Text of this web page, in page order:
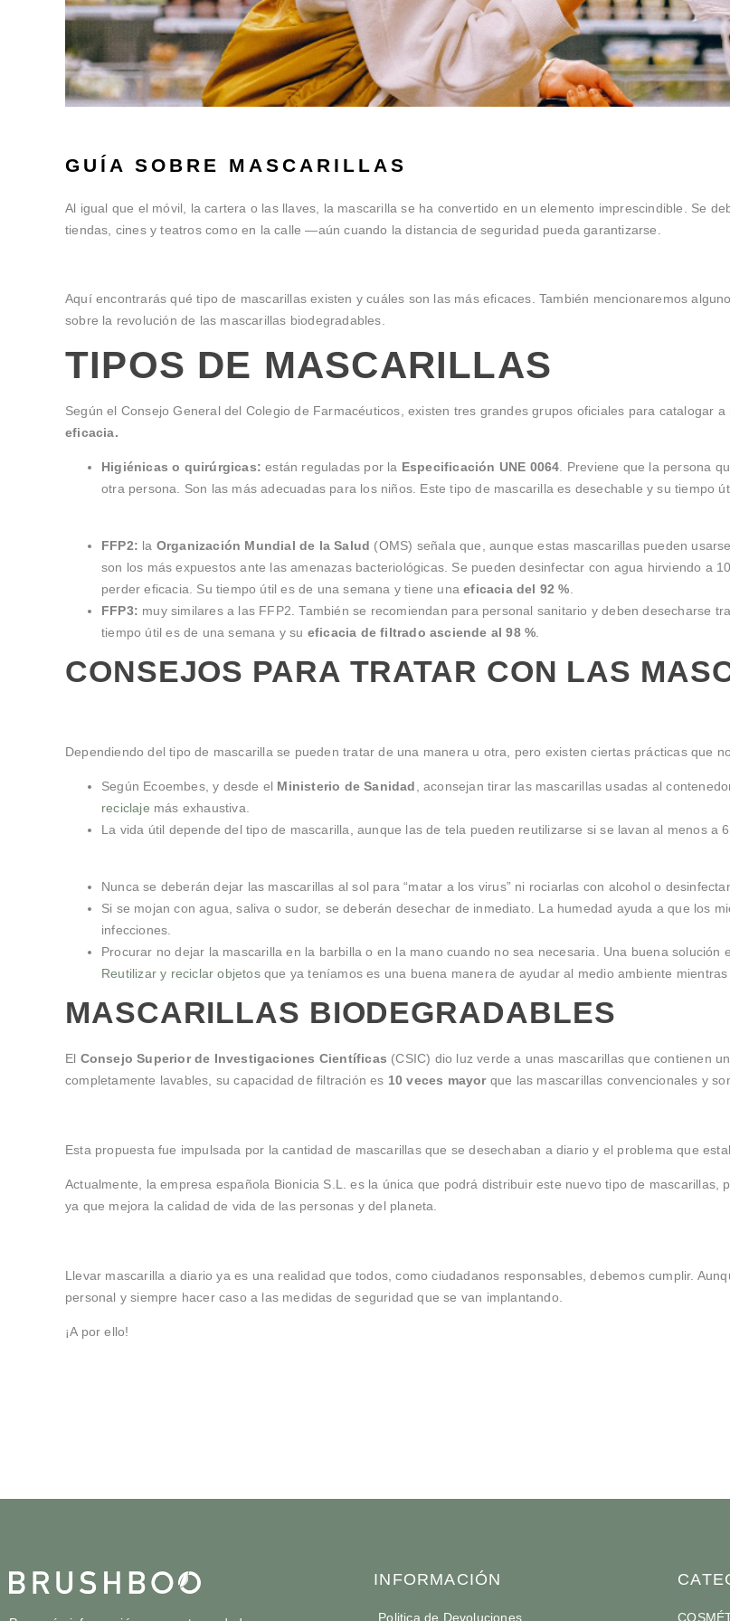
GUÍA SOBRE MASCARILLAS
Al igual que el móvil, la cartera o las llaves, la mascarilla se ha convertido en un elemento imprescindible. Se
tiendas, cines y teatros como en la calle —aún cuando la distancia de seguridad pueda garantizarse.
Aquí encontrarás qué tipo de mascarillas existen y cuáles son las más eficaces. También mencionaremos
sobre la revolución de las mascarillas biodegradables.
TIPOS DE MASCARILLAS
Según el Consejo General del Colegio de Farmacéuticos, existen tres grandes grupos oficiales para catalogar a
eficacia.
Higiénicas o quirúrgicas:están reguladas por la Especificación UNE 0064. Previene que la persona
otra persona. Son las más adecuadas para los niños. Este tipo de mascarilla es desechable y su tiempo
FFP2: la Organización Mundial de la Salud (OMS) señala que, aunque estas mascarillas pueden
son los más expuestos ante las amenazas bacteriológicas. Se pueden desinfectar con agua hirviendo a
perder eficacia. Su tiempo útil es de una semana y tiene unaeficacia del 92 %
FFP3: muy similares a las FFP2. También se recomiendan para personal sanitario y deben desecharse
tiempo útil es de una semana y su eficacia de filtrado asciende al 98 %
CONSEJOS PARA TRATAR CON LAS
Dependiendo del tipo de mascarilla se pueden tratar de una manera u otra, pero existen ciertas prácticas que
Según Ecoembes, y desde el Ministerio de Sanidad, aconsejan tirar las mascarillas usadas al
reciclaje más exhaustiva.
La vida útil depende del tipo de mascarilla, aunque las de tela pueden reutilizarse si se lavan al menos a
Nunca se deberán dejar las mascarillas al sol para “matar a los virus” ni rociarlas con alcohol o
Si se mojan con agua, saliva o sudor, se deberán desechar de inmediato. La humedad ayuda a que los
infecciones.
Procurar no dejar la mascarilla en la barbilla o en la mano cuando no sea necesaria. Una buena
Reutilizar y reciclar objetosque ya teníamos es una buena manera de ayudar al medio ambiente
MASCARILLAS BIODEGRADABLES
El Consejo Superior de Investigaciones Científicas (CSIC) dio luz verde a unas mascarillas que contienen
completamente lavables, su capacidad de filtración es 10 veces mayorque las mascarillas convencionales y
Esta propuesta fue impulsada por la cantidad de mascarillas que se desechaban a diario y el problema que
Actualmente, la empresa española Bionicia S.L. es la única que podrá distribuir este nuevo tipo de
ya que mejora la calidad de vida de las personas y del planeta.
Llevar mascarilla a diario ya es una realidad que todos, como ciudadanos responsables, debemos cumplir.
personal y siempre hacer caso a las medidas de seguridad que se van implantando.
¡A por ello!
INFORMACIÓN
Politica de Devoluciones